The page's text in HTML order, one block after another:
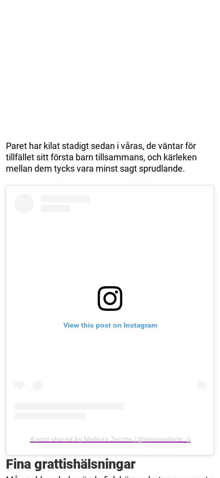
Paret har kilat stadigt sedan i våras, de väntar för
tillfället sitt första barn tillsammans, och kärleken
mellan dem tycks vara minst sagt sprudlande.
View this post on Instagram
A post shared by Melinda Jacobs (@missmelinda_j)
Fina grattishälsningar